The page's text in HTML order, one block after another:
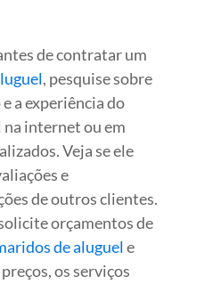
de contratar um
, pesquise sobre
a experiência do
internet ou em
Veja se ele
e
de outros clientes.
orçamentos de
de aluguele
os serviços